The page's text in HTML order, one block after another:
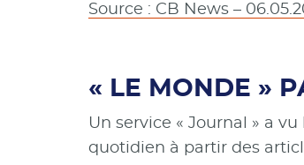
Source : CB News –
« LE MONDE »
Un service « Journal » a
quotidien à partir des